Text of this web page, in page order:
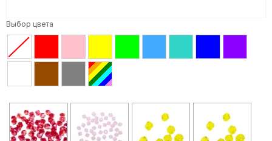
Выбор цвета